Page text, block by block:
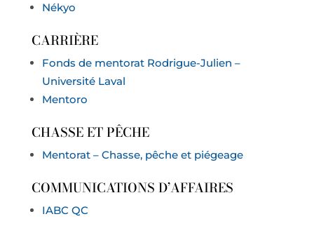
Nékyo
CARRIÈRE
Fonds de mentorat Rodrigue-Julien –
Université Laval
Mentoro
CHASSE ET PÊCHE
Mentorat – Chasse, pêche et piégeage
COMMUNICATIONS D’AFFAIRES
IABC QC